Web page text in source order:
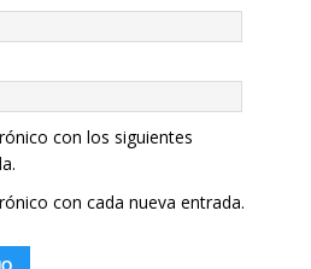
con los siguientes
con cada nueva entrada.